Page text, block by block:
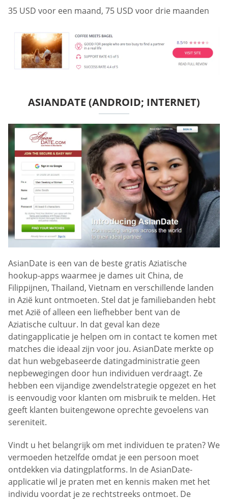
35 USD voor een maand, 75 USD voor drie maanden
ASIANDATE (ANDROID; INTERNET)
AsianDate is een van de beste gratis Aziatische
hookup-apps waarmee je dames uit China, de
Filippijnen, Thailand, Vietnam en verschillende landen
in Azië kunt ontmoeten. Stel dat je familiebanden hebt
met Azië of alleen een liefhebber bent van de
Aziatische cultuur. In dat geval kan deze
datingapplicatie je helpen om in contact te komen met
matches die ideaal zijn voor jou. AsianDate merkte op
dat hun webgebaseerde datingadministratie geen
nepbewegingen door hun individuen verdraagt. Ze
hebben een vijandige zwendelstrategie opgezet en het
is eenvoudig voor klanten om misbruik te melden. Het
geeft klanten buitengewone oprechte gevoelens van
sereniteit.
Vindt u het belangrijk om met individuen te praten? We
vermoeden hetzelfde omdat je een persoon moet
ontdekken via datingplatforms. In de AsianDate-
applicatie wil je praten met en kennis maken met het
individu voordat je ze rechtstreeks ontmoet. De